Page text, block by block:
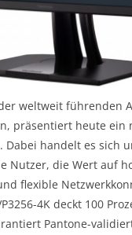
weltweit führenden
präsentiert heute ein
Dabei handelt es sich
Nutzer, die Wert auf
flexible
4K deckt 100
Pantone-